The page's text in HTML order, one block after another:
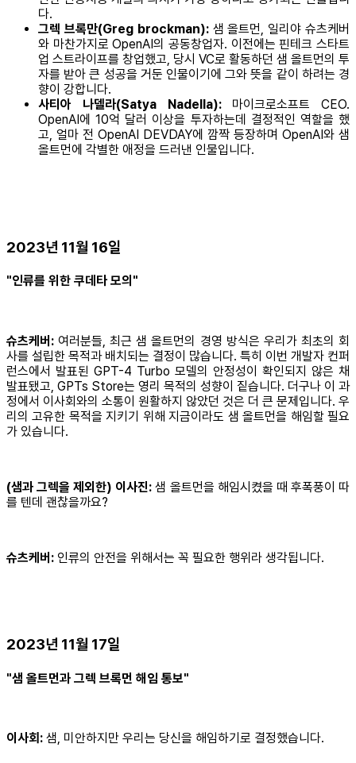
다.
그렉 브록만(Greg brockman):샘 올트먼, 일리야 슈츠케버
와 마찬가지로 OpenAI의 공동창업자. 이전에는 핀테크 스타트
업 스트라이프를 창업했고, 당시 VC로 활동하던 샘 올트먼의 투
자를 받아 큰 성공을 거둔 인물이기에 그와 뜻을 같이 하려는 경
향이 강합니다.
사티아 나델라(Satya Nadella):마이크로소프트 CEO.
OpenAI에 10억 달러 이상을 투자하는데 결정적인 역할을 했
고, 얼마 전 OpenAI DEVDAY에 깜짝 등장하며 OpenAI와 샘
올트먼에 각별한 애정을 드러낸 인물입니다.
2023년 11월 16일
"인류를 위한 쿠데타 모의"
슈츠케버: 여러분들, 최근 샘 올트먼의 경영 방식은 우리가 최초의 회
사를 설립한 목적과 배치되는 결정이 많습니다. 특히 이번 개발자 컨퍼
런스에서 발표된 GPT-4 Turbo 모델의 안정성이 확인되지 않은 채
발표됐고, GPTs Store는 영리 목적의 성향이 짙습니다. 더구나 이 과
정에서 이사회와의 소통이 원활하지 않았던 것은 더 큰 문제입니다. 우
리의 고유한 목적을 지키기 위해 지금이라도 샘 올트먼을 해임할 필요
가 있습니다.
(샘과 그렉을 제외한) 이사진: 샘 올트먼을 해임시켰을 때 후폭풍이 따
를 텐데 괜찮을까요?
슈츠케버: 인류의 안전을 위해서는 꼭 필요한 행위라 생각됩니다.
2023년 11월 17일
"샘 올트먼과 그렉 브록먼 해임 통보"
이사회: 샘, 미안하지만 우리는 당신을 해임하기로 결정했습니다.